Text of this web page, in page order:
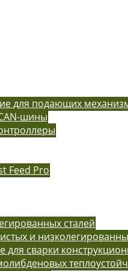
для подающих
шины
Feed Pro
сталей
и
для сварки